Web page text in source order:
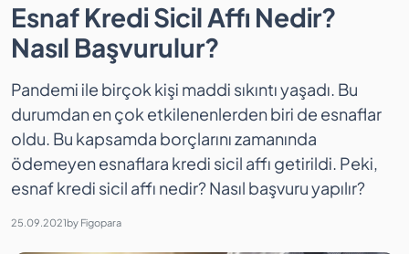
Esnaf Kredi Sicil Affı Nedir?
Nasıl Başvurulur?
Pandemi ile birçok kişi maddi sıkıntı yaşadı. Bu
durumdan en çok etkilenenlerden biri de esnaflar
oldu. Bu kapsamda borçlarını zamanında
ödemeyen esnaflara kredi sicil affı getirildi. Peki,
esnaf kredi sicil affı nedir? Nasıl başvuru yapılır?
25.09.2021by Figopara